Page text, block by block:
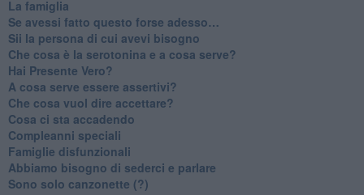
​La famiglia
​Se avessi fatto questo forse adesso…
​Sii la persona di cui avevi bisogno
Che cosa è la serotonina e a cosa serve?
​Hai Presente Vero?
A cosa serve essere assertivi?
​Che cosa vuol dire accettare?
​Cosa ci sta accadendo
​Compleanni speciali
​Famiglie disfunzionali
​Abbiamo bisogno di sederci e parlare
Sono solo canzonette (?)